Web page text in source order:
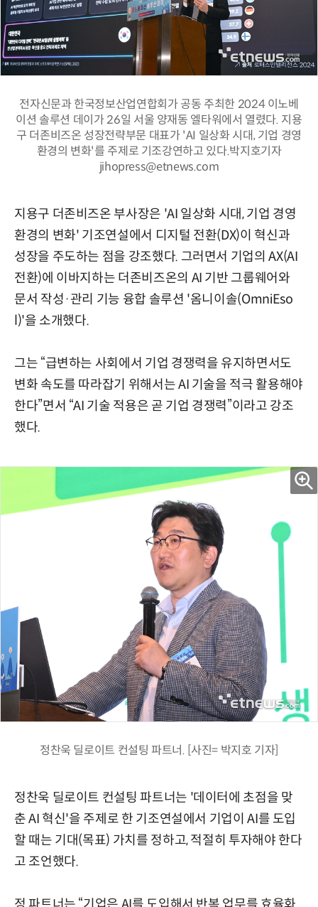
전자신문과 한국정보산업연합회가 공동 주최한 2024 이노베
이션 솔루션 데이가 26일 서울 양재동 엘타워에서 열렸다. 지용
구 더존비즈온 성장전략부문 대표가 'AI 일상화 시대, 기업 경영
환경의 변화'를 주제로 기조강연하고 있다.박지호기자
jihopress@etnews.com
지용구 더존비즈온 부사장은 'AI 일상화 시대, 기업 경영
환경의 변화' 기조연설에서 디지털 전환(DX)이 혁신과
성장을 주도하는 점을 강조했다. 그러면서 기업의 AX(AI
전환)에 이바지하는 더존비즈온의 AI 기반 그룹웨어와
문서 작성·관리 기능 융합 솔루션 '옴니이솔(OmniEso
l)'을 소개했다.
그는 “급변하는 사회에서 기업 경쟁력을 유지하면서도
변화 속도를 따라잡기 위해서는 AI 기술을 적극 활용해야
한다”면서 “AI 기술 적용은 곧 기업 경쟁력”이라고 강조
했다.
정찬욱 딜로이트 컨설팅 파트너. [사진= 박지호 기자]
정찬욱 딜로이트 컨설팅 파트너는 '데이터에 초점을 맞
춘 AI 혁신'을 주제로 한 기조연설에서 기업이 AI를 도입
할 때는 기대(목표) 가치를 정하고, 적절히 투자해야 한다
고 조언했다.